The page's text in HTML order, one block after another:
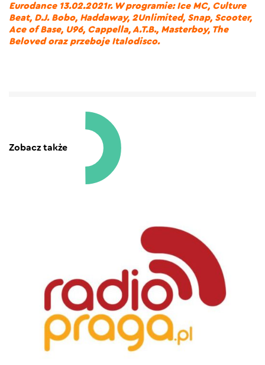
Eurodance 13.02.2021r. W programie: Ice MC, Culture
Beat, D.J. Bobo, Haddaway, 2Unlimited, Snap, Scooter,
Ace of Base, U96, Cappella, A.T.B., Masterboy, The
Beloved oraz przeboje Italodisco.
Zobacz także